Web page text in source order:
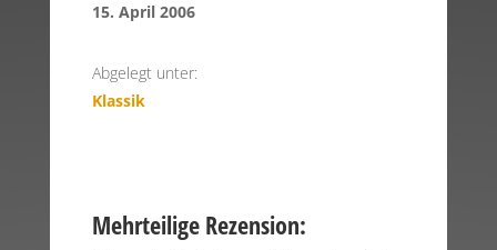
15. April 2006
Abgelegt unter:
Klassik
Mehrteilige Rezension: